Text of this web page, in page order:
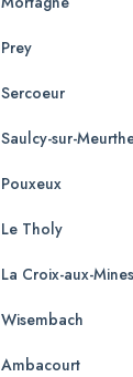
Prey
Sercoeur
Saulcy-sur-
Pouxeux
Le Tholy
La Croix-aux-Mines
Wisembach
Ambacourt